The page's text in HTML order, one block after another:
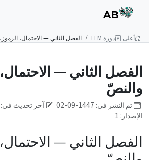
AB
أعلى دورة LLM الفصل الثاني — الاحتمال،
الفصل الثاني —
والنصّ
تم النشر في: 1447-09-02
آخر تحديث في: 1447-12-19
الإصدار: 1
الفصل الثاني —